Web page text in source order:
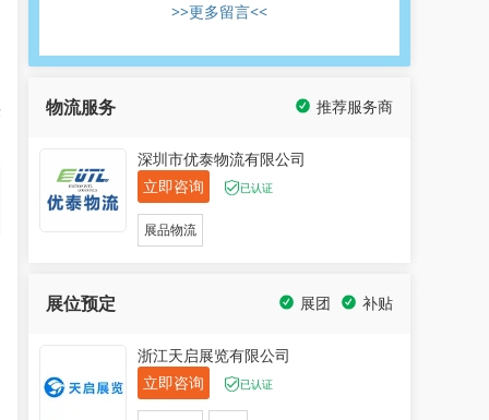
>>更多留言<<
物流服务 推荐服务商
深圳市优泰物流有限公司
立即咨询
已认证
展品物流
展位预定 补贴
展团
浙江天启展览有限公司
立即咨询
已认证